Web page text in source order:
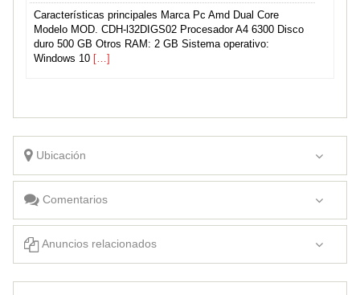
Características principales Marca Pc Amd Dual Core
Modelo MOD. CDH-l32DIGS02 Procesador A4 6300 Disco
duro 500 GB Otros RAM: 2 GB Sistema operativo:
Windows 10 […]
Ubicación
Comentarios
Anuncios relacionados